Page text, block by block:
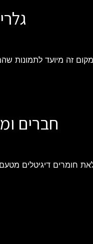
מקום זה מיועד לתמונות
חברים
חומרים דיגיטלים